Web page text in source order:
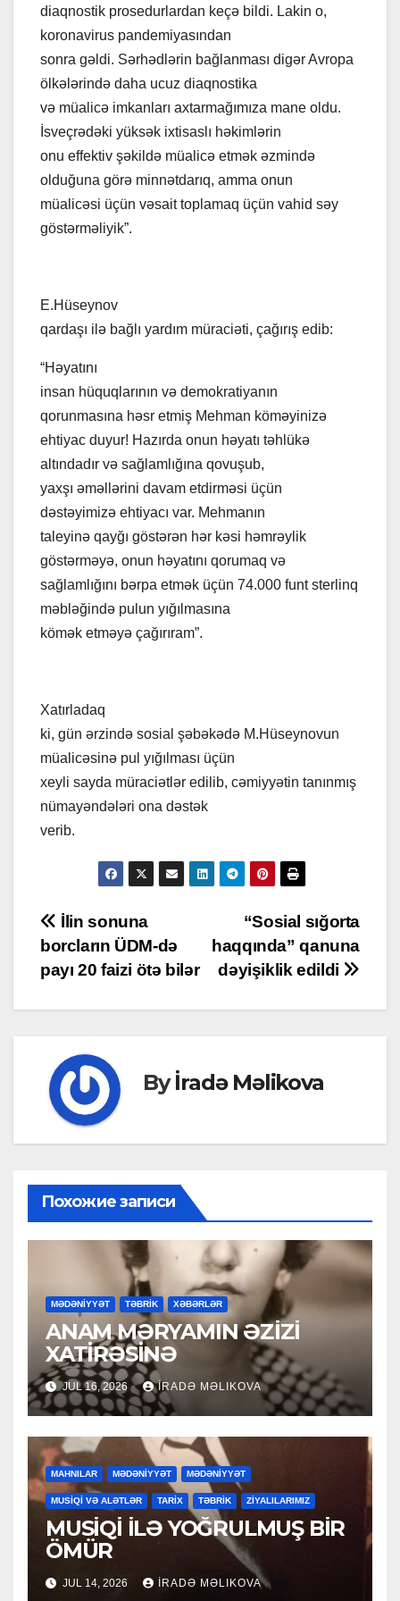
diaqnostik prosedurlardan keçə bildi. Lakin o,
koronavirus pandemiyasından
sonra gəldi. Sərhədlərin bağlanması digər Avropa
ölkələrində daha ucuz diaqnostika
və müalicə imkanları axtarmağımıza mane oldu.
İsveçrədəki yüksək ixtisaslı həkimlərin
onu effektiv şəkildə müalicə etmək əzmində
olduğuna görə minnətdarıq, amma onun
müalicəsi üçün vəsait toplamaq üçün vahid səy
göstərməliyik”.
E.Hüseynov
qardaşı ilə bağlı yardım müraciəti, çağırış edib:
“Həyatını
insan hüquqlarının və demokratiyanın
qorunmasına həsr etmiş Mehman köməyinizə
ehtiyac duyur! Hazırda onun həyatı təhlükə
altındadır və sağlamlığına qovuşub,
yaxşı əməllərini davam etdirməsi üçün
dəstəyimizə ehtiyacı var. Mehmanın
taleyinə qayğı göstərən hər kəsi həmrəylik
göstərməyə, onun həyatını qorumaq və
sağlamlığını bərpa etmək üçün 74.000 funt sterlinq
məbləğində pulun yığılmasına
kömək etməyə çağırıram”.
Xatırladaq
ki, gün ərzində sosial şəbəkədə M.Hüseynovun
müalicəsinə pul yığılması üçün
xeyli sayda müraciətlər edilib, cəmiyyətin tanınmış
nümayəndələri ona dəstək
verib.
Post
navigation
“Sosial sığorta
haqqında” qanuna
dəyişiklik edildi
İlin sonuna
borcların ÜDM-də
payı 20 faizi ötə bilər
Byİradə Məlikova
Похожие записи
MƏDƏNİYYƏT TƏBRİK XƏBƏRLƏR
ANAM MƏRYAMIN ƏZİZİ
XATİRƏSİNƏ
JUL 16, 2026 İRADƏ MƏLIKOVA
MAHNILAR MƏDƏNİYYƏT MƏDƏNİYYƏT
MUSİQİ VƏ ALƏTLƏR TARİX TƏBRİK ZİYALILARIMIZ
MUSİQİ İLƏ YOĞRULMUŞ BİR
ÖMÜR
JUL 14, 2026 İRADƏ MƏLIKOVA